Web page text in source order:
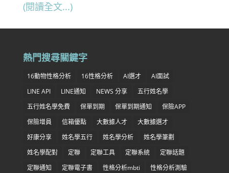
(閱讀全文...)
熱門搜尋關鍵字
16動物性格分析 16性格分析 AI選才
AI面試
LINE API
LINE通知 NEWS 分享
五行姓名學
五行姓名學免費
保單到期 保單到期通知
保險APP
保險增員
信箱優點 大數據人才
大數據選才
好康分享
姓名學五行 姓名學分析
姓名學筆劃
姓名學配對
定聯 定聯工具 定聯系統
定聯話題
定聯通知
定聯電子書 性格分析mbti
性格分析測驗